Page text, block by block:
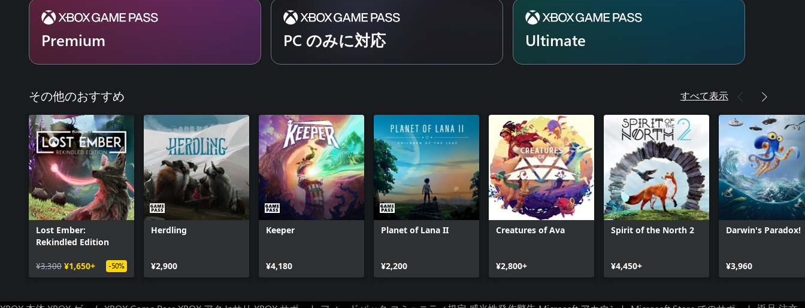
Premium PC のみに対応 Ultimate
その他のおすすめ すべて表示
Lost Ember:
Rekindled Edition
¥3,300 ¥1,650+ -50%
Herdling
¥2,900
Keeper
¥4,180
Planet of Lana II
¥2,200
Creatures of Ava
¥2,800+
Spirit of the North 2
¥4,450+
Darwin's Paradox!
¥3,960